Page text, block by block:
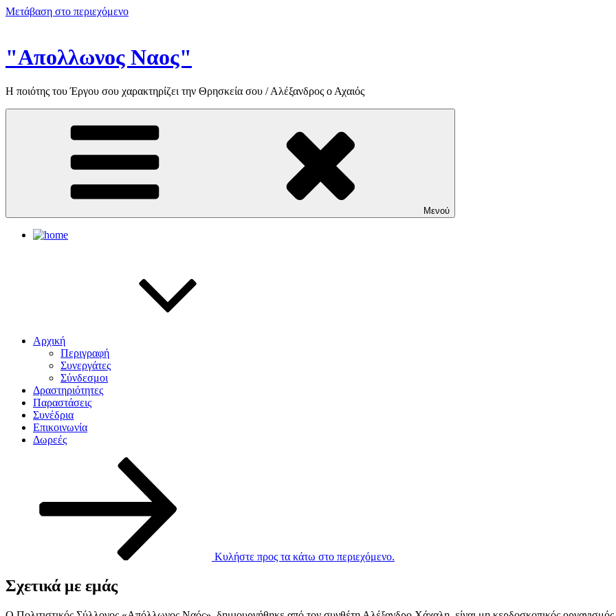
Μετάβαση στο περιεχόμενο
"Απολλωνος Ναος"
Η ποιότης του Έργου σου χαρακτηρίζει την Θρησκεία σου / Αλέξανδρος ο Αχαιός
Μενού
Αρχική
Περιγραφή
Συνεργάτες
Σύνδεσμοι
Δραστηριότητες
Παραστάσεις
Συνέδρια
Επικοινωνία
Δωρεές
Κυλήστε προς τα κάτω στο περιεχόμενο.
Σχετικά με εμάς